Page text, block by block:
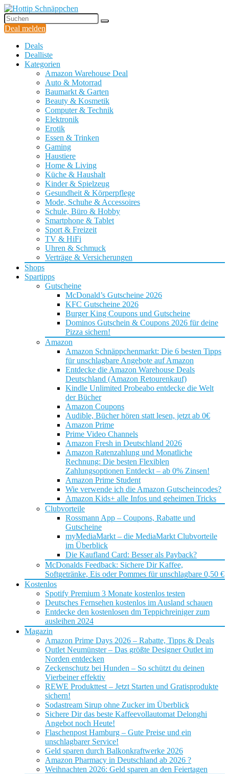
Deal melden
Deals
Dealliste
Kategorien
Amazon Warehouse Deal
Auto & Motorrad
Baumarkt & Garten
Beauty & Kosmetik
Computer & Technik
Elektronik
Erotik
Essen & Trinken
Gaming
Haustiere
Home & Living
Küche & Haushalt
Kinder & Spielzeug
Gesundheit & Körperpflege
Mode, Schuhe & Accessoires
Schule, Büro & Hobby
Smartphone & Tablet
Sport & Freizeit
TV & HiFi
Uhren & Schmuck
Verträge & Versicherungen
Shops
Spartipps
Gutscheine
McDonald’s Gutscheine 2026
KFC Gutscheine 2026
Burger King Coupons und Gutscheine
Dominos Gutschein & Coupons 2026 für deine
Pizza sichern!
Amazon
Amazon Schnäppchenmarkt: Die 6 besten Tipps
für unschlagbare Angebote auf Amazon
Entdecke die Amazon Warehouse Deals
Deutschland (Amazon Retourenkauf)
Kindle Unlimited Probeabo entdecke die Welt
der Bücher
Amazon Coupons
Audible, Bücher hören statt lesen, jetzt ab 0€
Amazon Prime
Prime Video Channels
Amazon Fresh in Deutschland 2026
Amazon Ratenzahlung und Monatliche
Rechnung: Die besten Flexiblen
Zahlungsoptionen Entdeckt – ab 0% Zinsen!
Amazon Prime Student
Wie verwende ich die Amazon Gutscheincodes?
Amazon Kids+ alle Infos und geheimen Tricks
Clubvorteile
Rossmann App – Coupons, Rabatte und
Gutscheine
myMediaMarkt – die MediaMarkt Clubvorteile
im Überblick
Die Kaufland Card: Besser als Payback?
McDonalds Feedback: Sichere Dir Kaffee,
Softgetränke, Eis oder Pommes für unschlagbare 0,50 €
Kostenlos
Spotify Premium 3 Monate kostenlos testen
Deutsches Fernsehen kostenlos im Ausland schauen
Entdecke den kostenlosen dm Teppichreiniger zum
ausleihen 2024
Magazin
Amazon Prime Days 2026 – Rabatte, Tipps & Deals
Outlet Neumünster – Das größte Designer Outlet im
Norden entdecken
Zeckenschutz bei Hunden – So schützt du deinen
Vierbeiner effektiv
REWE Produkttest – Jetzt Starten und Gratisprodukte
sichern!
Sodastream Sirup ohne Zucker im Überblick
Sichere Dir das beste Kaffeevollautomat Delonghi
Angebot noch Heute!
Flaschenpost Hamburg – Gute Preise und ein
unschlagbarer Service!
Geld sparen durch Balkonkraftwerke 2026
Amazon Pharmacy in Deutschland ab 2026 ?
Weihnachten 2026: Geld sparen an den Feiertagen